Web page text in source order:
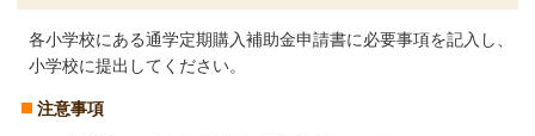
各小学校にある通学定期購入補助金申請書に必要事項を記入し、
小学校に提出してください。
注意事項